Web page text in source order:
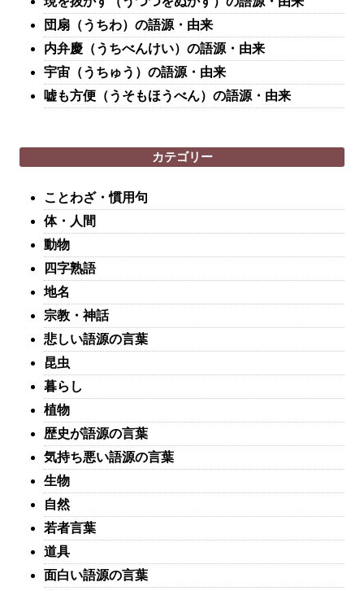
団扇（うちわ）の語源・由来
内弁慶（うちべんけい）の語源・由来
宇宙（うちゅう）の語源・由来
嘘も方便（うそもほうべん）の語源・由来
カテゴリー
ことわざ・慣用句
体・人間
動物
四字熟語
地名
宗教・神話
悲しい語源の言葉
昆虫
暮らし
植物
歴史が語源の言葉
気持ち悪い語源の言葉
生物
自然
若者言葉
道具
面白い語源の言葉